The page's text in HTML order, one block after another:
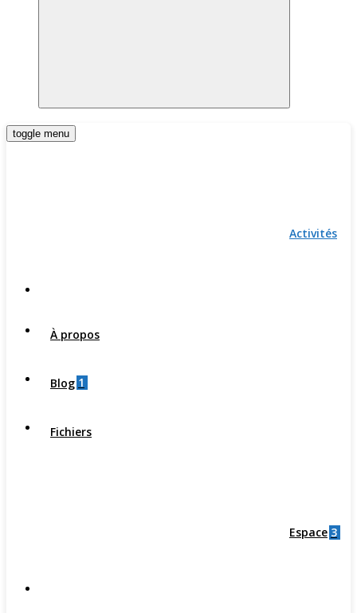
toggle menu
Activités
À propos
Blog 1
Fichiers
Espace 3